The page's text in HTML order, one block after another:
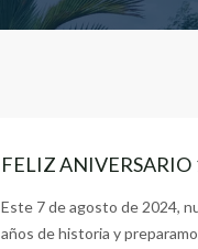
FELIZ ANIVERSARIO
Este 7 de agosto de 2024,
años de historia y